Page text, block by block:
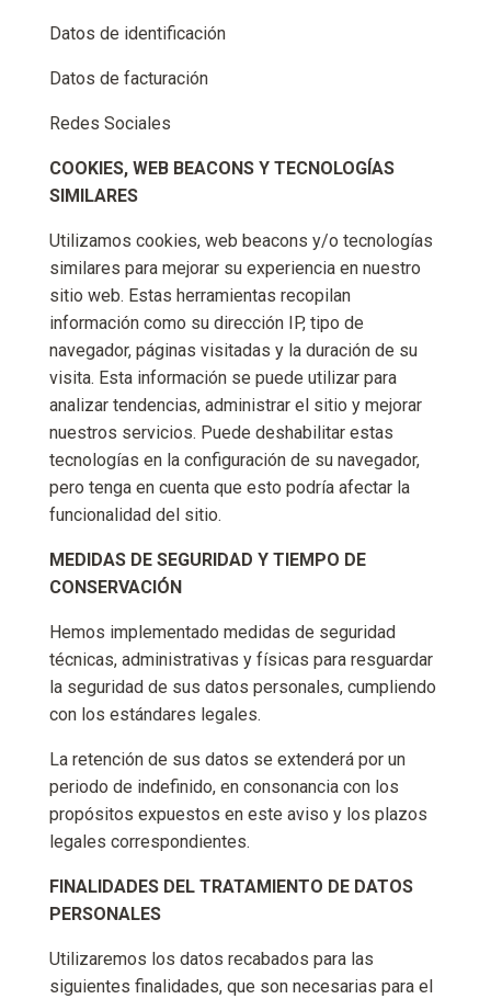
Datos de identificación
Datos de facturación
Redes Sociales
COOKIES, WEB BEACONS Y TECNOLOGÍAS
SIMILARES
Utilizamos cookies, web beacons y/o tecnologías
similares para mejorar su experiencia en nuestro
sitio web. Estas herramientas recopilan
información como su dirección IP, tipo de
navegador, páginas visitadas y la duración de su
visita. Esta información se puede utilizar para
analizar tendencias, administrar el sitio y mejorar
nuestros servicios. Puede deshabilitar estas
tecnologías en la configuración de su navegador,
pero tenga en cuenta que esto podría afectar la
funcionalidad del sitio.
MEDIDAS DE SEGURIDAD Y TIEMPO DE
CONSERVACIÓN
Hemos implementado medidas de seguridad
técnicas, administrativas y físicas para resguardar
la seguridad de sus datos personales, cumpliendo
con los estándares legales.
La retención de sus datos se extenderá por un
periodo de indefinido, en consonancia con los
propósitos expuestos en este aviso y los plazos
legales correspondientes.
FINALIDADES DEL TRATAMIENTO DE DATOS
PERSONALES
Utilizaremos los datos recabados para las
siguientes finalidades, que son necesarias para el